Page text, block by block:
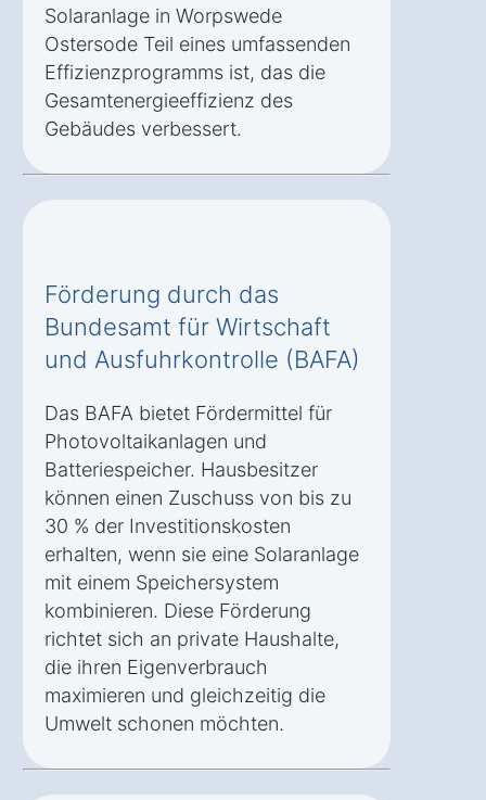
Solaranlage in Worpswede
Ostersode Teil eines umfassenden
Effizienzprogramms ist, das die
Gesamtenergieeffizienz des
Gebäudes verbessert.
Förderung durch das
Bundesamt für Wirtschaft
und Ausfuhrkontrolle (BAFA)
Das BAFA bietet Fördermittel für
Photovoltaikanlagen und
Batteriespeicher. Hausbesitzer
können einen Zuschuss von bis zu
30 % der Investitionskosten
erhalten, wenn sie eine Solaranlage
mit einem Speichersystem
kombinieren. Diese Förderung
richtet sich an private Haushalte,
die ihren Eigenverbrauch
maximieren und gleichzeitig die
Umwelt schonen möchten.